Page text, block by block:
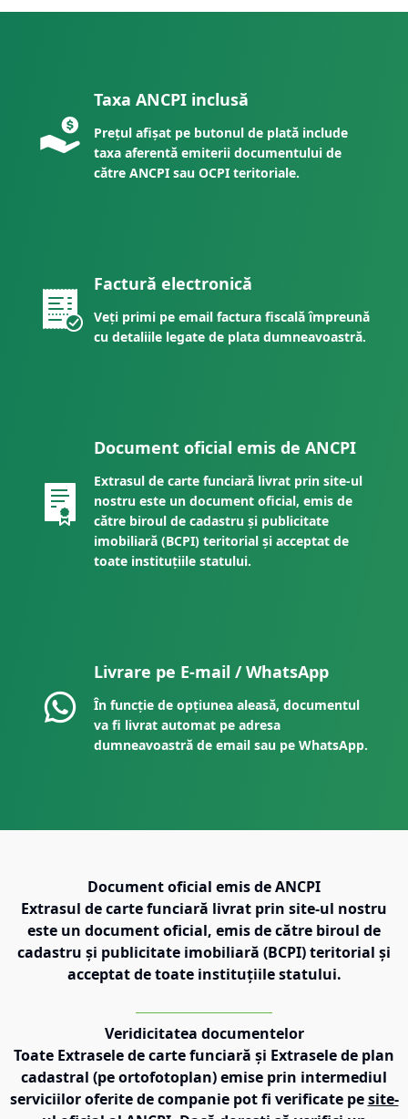
Taxa ANCPI inclusă
Prețul afișat pe butonul de plată include
taxa aferentă emiterii documentului de
către ANCPI sau OCPI teritoriale.
Factură electronică
Veți primi pe email factura fiscală împreună
cu detaliile legate de plata dumneavoastră.
Document oficial emis de ANCPI
Extrasul de carte funciară livrat prin site-ul
nostru este un document oficial, emis de
către biroul de cadastru și publicitate
imobiliară (BCPI) teritorial și acceptat de
toate instituțiile statului.
Livrare pe E-mail / WhatsApp
În funcție de opțiunea aleasă, documentul
va fi livrat automat pe adresa
dumneavoastră de email sau pe WhatsApp.
Document oficial emis de ANCPI
Extrasul de carte funciară livrat prin site-ul nostru
este un document oficial, emis de către biroul de
cadastru și publicitate imobiliară (BCPI) teritorial și
acceptat de toate instituțiile statului.
Veridicitatea documentelor
Toate Extrasele de carte funciară și Extrasele de plan
cadastral (pe ortofotoplan) emise prin intermediul
serviciilor oferite de companie pot fi verificate pe site-